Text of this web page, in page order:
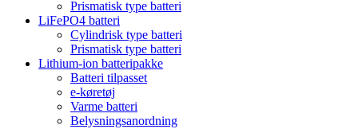
Prismatisk type batteri
LiFePO4 batteri
Cylindrisk type batteri
Prismatisk type batteri
Lithium-ion batteripakke
Batteri tilpasset
e-køretøj
Varme batteri
Belysningsanordning